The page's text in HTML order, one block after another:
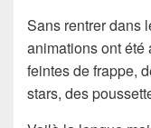
Sans rentrer dans
animations ont été
feintes de frappe,
stars, des